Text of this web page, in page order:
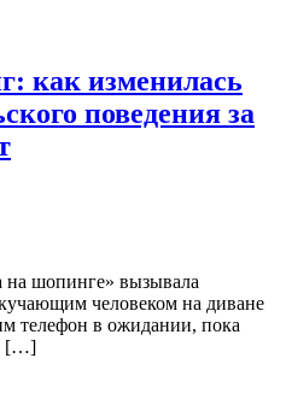
как изменилась
поведения за
шопинге» вызывала
человеком на диване
телефон в ожидании, пока
[…]